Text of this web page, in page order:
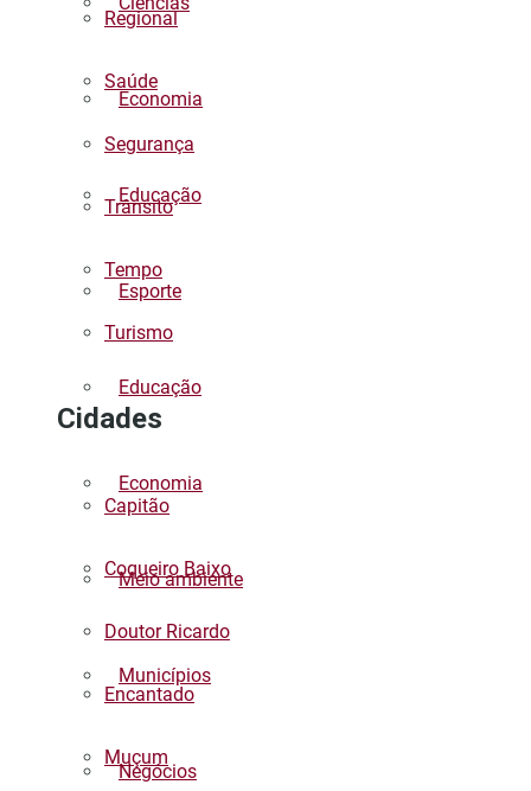
Economia
Educação
Esporte
Educação
Economia
Meio ambiente
Municípios
Negócios
Regional
Saúde
Segurança
Trânsito
Tempo
Turismo
Cidades
Capitão
Coqueiro Baixo
Doutor Ricardo
Encantado
Muçum